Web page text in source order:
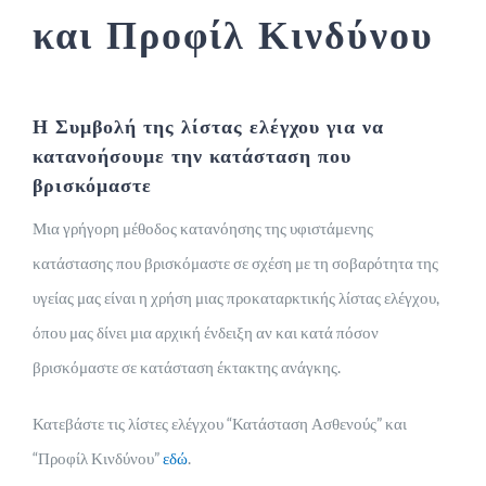
και Προφίλ Κινδύνου
Η Συμβολή της λίστας ελέγχου για να
κατανοήσουμε την κατάσταση που
βρισκόμαστε
Μια γρήγορη μέθοδος κατανόησης της υφιστάμενης
κατάστασης που βρισκόμαστε σε σχέση με τη σοβαρότητα της
υγείας μας είναι η χρήση μιας προκαταρκτικής λίστας ελέγχου,
όπου μας δίνει μια αρχική ένδειξη αν και κατά πόσον
βρισκόμαστε σε κατάσταση έκτακτης ανάγκης.
Κατεβάστε τις λίστες ελέγχου “Κατάσταση Ασθενούς” και
“Προφίλ Κινδύνου”εδώ.